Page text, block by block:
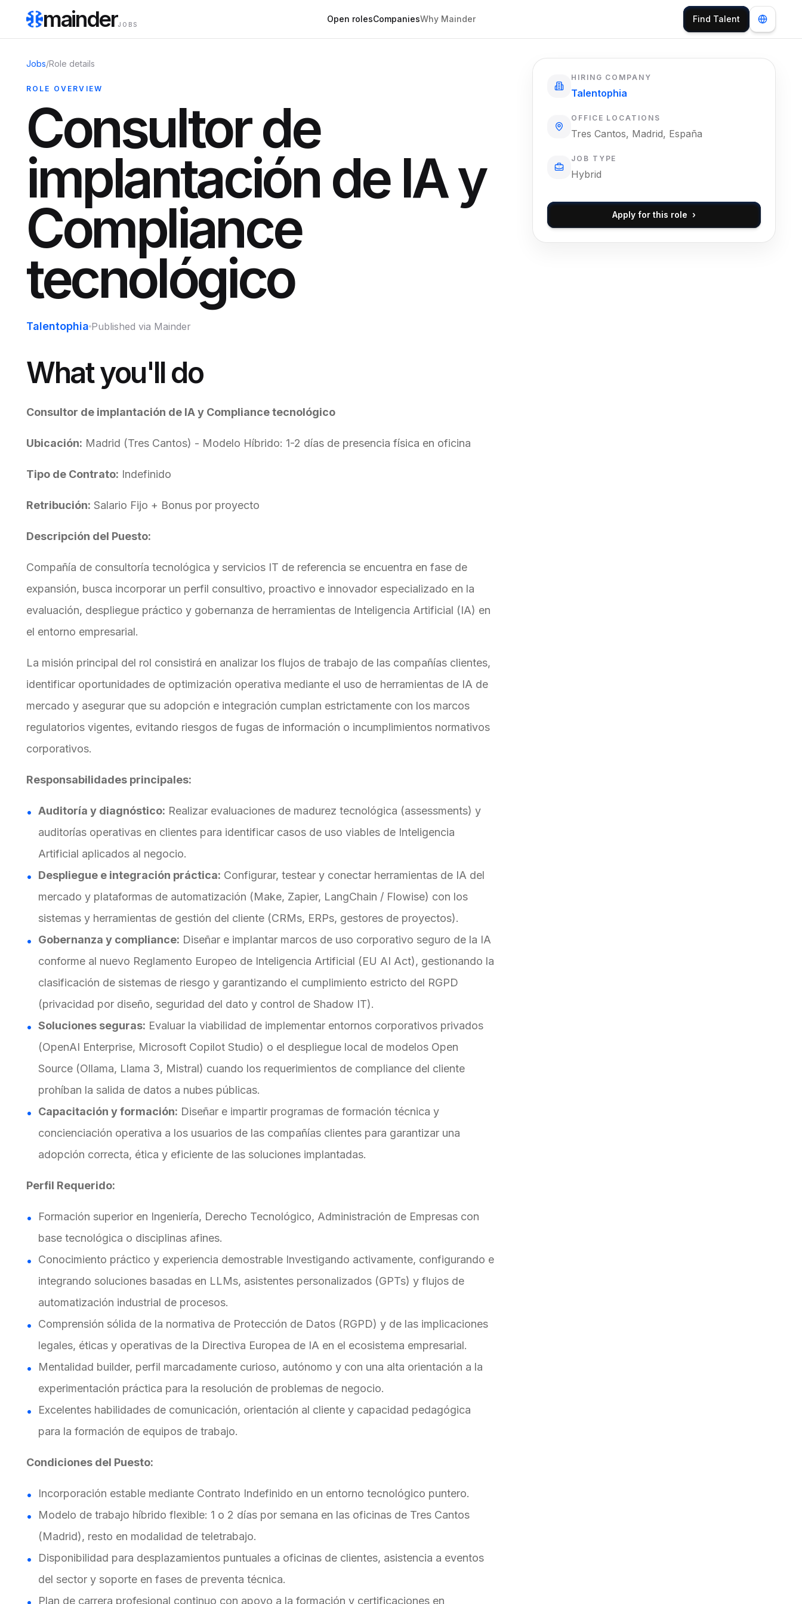
mainderJOBS
Open rolesCompaniesWhy Mainder Find Talent
Jobs/Role details
ROLE OVERVIEW
Consultor de
implantación de IA y
Compliance
tecnológico
Talentophia Published via Mainder
What you'll do
Consultor de implantación de IA y Compliance tecnológico
Ubicación: Madrid (Tres Cantos) - Modelo Híbrido: 1-2 días de presencia física en oficina
Tipo de Contrato: Indefinido
Retribución: Salario Fijo + Bonus por proyecto
Descripción del Puesto:
Compañía de consultoría tecnológica y servicios IT de referencia se encuentra en fase de
expansión, busca incorporar un perfil consultivo, proactivo e innovador especializado en la
evaluación, despliegue práctico y gobernanza de herramientas de Inteligencia Artificial (IA) en
el entorno empresarial.
La misión principal del rol consistirá en analizar los flujos de trabajo de las compañías clientes,
identificar oportunidades de optimización operativa mediante el uso de herramientas de IA de
mercado y asegurar que su adopción e integración cumplan estrictamente con los marcos
regulatorios vigentes, evitando riesgos de fugas de información o incumplimientos normativos
corporativos.
Responsabilidades principales:
Auditoría y diagnóstico: Realizar evaluaciones de madurez tecnológica (assessments) y
auditorías operativas en clientes para identificar casos de uso viables de Inteligencia
Artificial aplicados al negocio.
Despliegue e integración práctica: Configurar, testear y conectar herramientas de IA del
mercado y plataformas de automatización (Make, Zapier, LangChain / Flowise) con los
sistemas y herramientas de gestión del cliente (CRMs, ERPs, gestores de proyectos).
Gobernanza y compliance: Diseñar e implantar marcos de uso corporativo seguro de la IA
conforme al nuevo Reglamento Europeo de Inteligencia Artificial (EU AI Act), gestionando la
clasificación de sistemas de riesgo y garantizando el cumplimiento estricto del RGPD
(privacidad por diseño, seguridad del dato y control de Shadow IT).
Soluciones seguras: Evaluar la viabilidad de implementar entornos corporativos privados
(OpenAI Enterprise, Microsoft Copilot Studio) o el despliegue local de modelos Open
Source (Ollama, Llama 3, Mistral) cuando los requerimientos de compliance del cliente
prohíban la salida de datos a nubes públicas.
Capacitación y formación: Diseñar e impartir programas de formación técnica y
concienciación operativa a los usuarios de las compañías clientes para garantizar una
adopción correcta, ética y eficiente de las soluciones implantadas.
Perfil Requerido:
Formación superior en Ingeniería, Derecho Tecnológico, Administración de Empresas con
base tecnológica o disciplinas afines.
Conocimiento práctico y experiencia demostrable Investigando activamente, configurando e
integrando soluciones basadas en LLMs, asistentes personalizados (GPTs) y flujos de
automatización industrial de procesos.
Comprensión sólida de la normativa de Protección de Datos (RGPD) y de las implicaciones
legales, éticas y operativas de la Directiva Europea de IA en el ecosistema empresarial.
Mentalidad builder, perfil marcadamente curioso, autónomo y con una alta orientación a la
experimentación práctica para la resolución de problemas de negocio.
Excelentes habilidades de comunicación, orientación al cliente y capacidad pedagógica
para la formación de equipos de trabajo.
Condiciones del Puesto:
Incorporación estable mediante Contrato Indefinido en un entorno tecnológico puntero.
Modelo de trabajo híbrido flexible: 1 o 2 días por semana en las oficinas de Tres Cantos
(Madrid), resto en modalidad de teletrabajo.
Disponibilidad para desplazamientos puntuales a oficinas de clientes, asistencia a eventos
del sector y soporte en fases de preventa técnica.
Plan de carrera profesional continuo con apoyo a la formación y certificaciones en
HIRING COMPANY
Talentophia
OFFICE LOCATIONS
Tres Cantos, Madrid, España
JOB TYPE
Hybrid
Apply for this role ›